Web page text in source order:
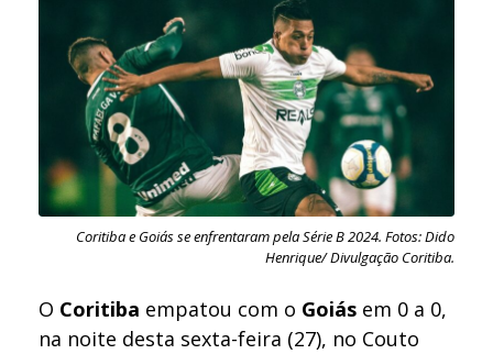
Coritiba e Goiás se enfrentaram pela Série B 2024. Fotos: Dido
Henrique/ Divulgação Coritiba.
O Coritiba empatou com o Goiás em 0 a 0,
na noite desta sexta-feira (27), no Couto